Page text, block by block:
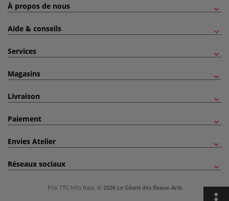
À propos de nous
Aide & conseils
Services
Magasins
Livraison
Paiement
Envies Atelier
Réseaux sociaux
Prix TTC Info frais. © 2026 Le Géant des Beaux-Arts